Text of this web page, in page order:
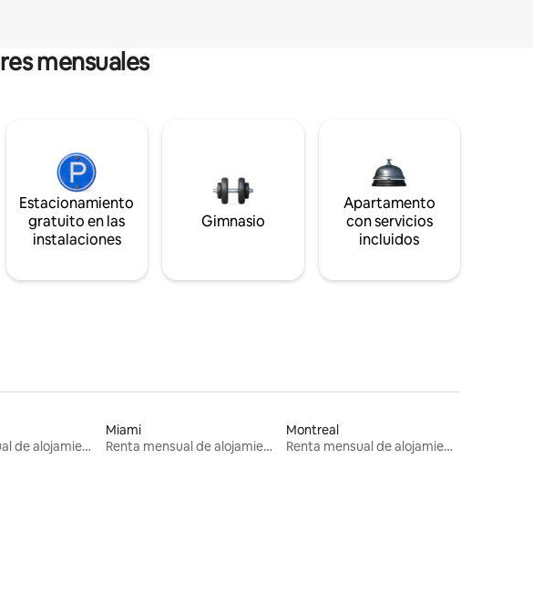
mensuales
Estacionamiento
gratuito en las
instalaciones
Gimnasio
Apartamento
con servicios
incluidos
Renta mensual de alojamientos
Miami
Renta mensual de alojamientos
Montreal
Renta mensual de alojamientos